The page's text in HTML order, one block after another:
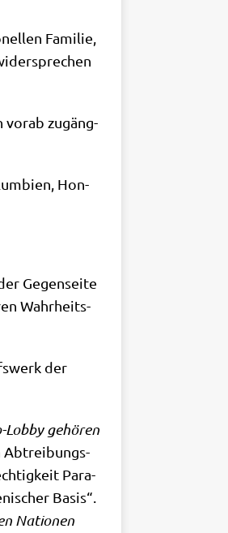
Fami­lie,
vor­ab zugäng­
Hon­
Gegen­sei­te
Wahr­heits­
der
Lob­by gehö­ren
Abtrei­bungs­
Para­
Basis“.
Natio­nen